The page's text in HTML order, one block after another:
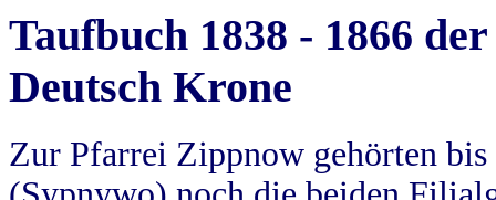
Taufbuch 1838 - 1866
Deutsch Krone
Zur Pfarrei Zippnow gehörten